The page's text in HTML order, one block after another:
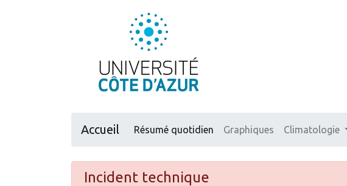
Accueil Résumé quotidien Graphiques Climatologie
Incident technique